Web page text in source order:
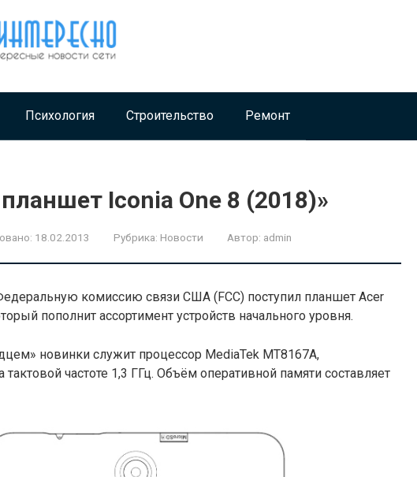
Психология Строительство Ремонт
Iconia One 8 (2018)»
18.02.2013 Рубрика: Новости Автор: admin
комиссию связи США (FCC) поступил планшет Acer
пополнит ассортимент устройств начального уровня.
новинки служит процессор MediaTek MT8167A,
частоте 1,3 ГГц. Объём оперативной памяти составляет